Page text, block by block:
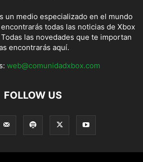
un medio especializado en el mundo
todas las noticias de Xbox
las novedades que te importan
encontrarás aquí.
web@comunidadxbox.com
FOLLOW US